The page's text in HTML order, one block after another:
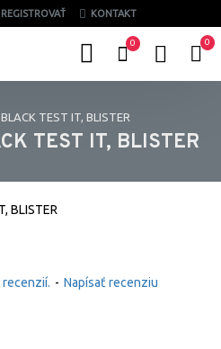
REGISTROVAŤ KONTAKT
0 0
TEST IT, BLISTER
TEST IT, BLISTER
recenzií. - Napísať recenziu